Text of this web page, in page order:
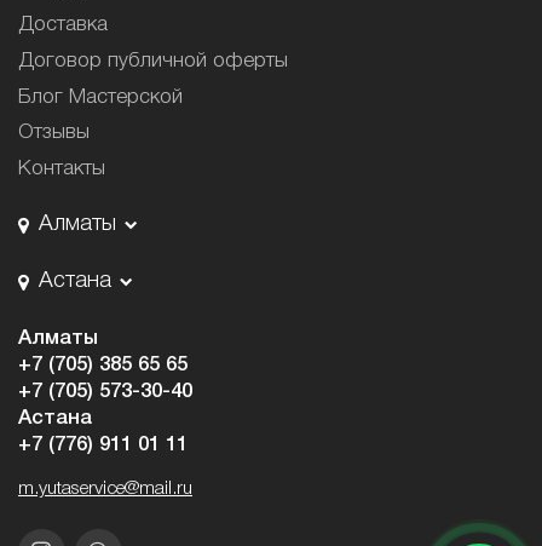
Доставка
Договор публичной оферты
Блог Мастерской
Отзывы
Контакты
Алматы
Астана
Алматы
+7 (705) 385 65 65
+7 (705) 573-30-40
Астана
+7 (776) 911 01 11
m.yutaservice@mail.ru